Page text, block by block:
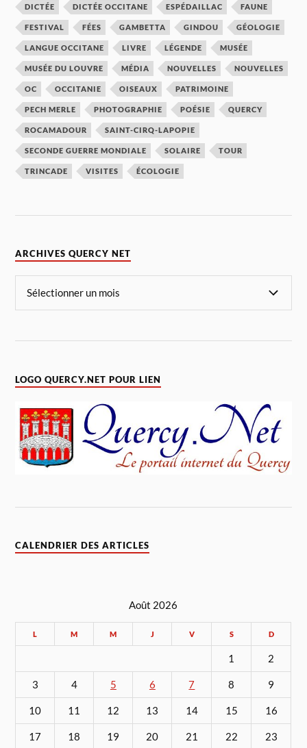
DICTÉE DICTÉE OCCITANE ESPÉDAILLAC FAUNE
FESTIVAL FÉES GAMBETTA GINDOU GÉOLOGIE
LANGUE OCCITANE LIVRE LÉGENDE MUSÉE
MUSÉE DU LOUVRE MÉDIA NOUVELLES NOUVELLES
OC OCCITANIE OISEAUX PATRIMOINE
PECH MERLE PHOTOGRAPHIE POÉSIE QUERCY
ROCAMADOUR SAINT-CIRQ-LAPOPIE
SECONDE GUERRE MONDIALE SOLAIRE TOUR
TRINCADE VISITES ÉCOLOGIE
ARCHIVES QUERCY NET
LOGO QUERCY.NET POUR LIEN
CALENDRIER DES ARTICLES
Août 2026
L M M J V S D
1 2
3 4 5 6 7 8 9
10 11 12 13 14 15 16
17 18 19 20 21 22 23